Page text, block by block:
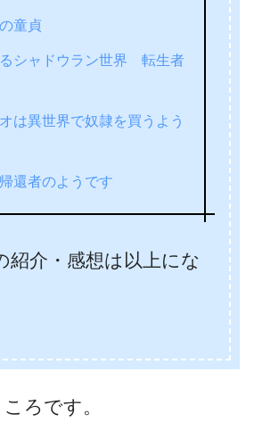
童貞
シャドウラン世界 転生者
は異世界で奴隷を買うよう
還者のようです
紹介・感想は以上にな
ろです。